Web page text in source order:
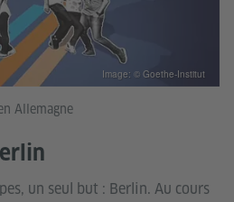
Allemagne
un seul but : Berlin. Au cours
Image: © Goethe-Institut